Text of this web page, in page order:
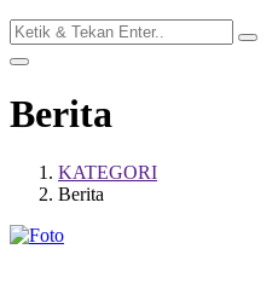
Berita
KATEGORI
Berita